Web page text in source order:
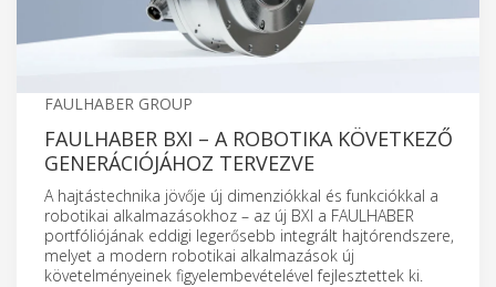
FAULHABER GROUP
FAULHABER BXI – A ROBOTIKA KÖVETKEZŐ
GENERÁCIÓJÁHOZ TERVEZVE
A hajtástechnika jövője új dimenziókkal és funkciókkal a
robotikai alkalmazásokhoz – az új BXI a FAULHABER
portfóliójának eddigi legerősebb integrált hajtórendszere,
melyet a modern robotikai alkalmazások új
követelményeinek figyelembevételével fejlesztettek ki.